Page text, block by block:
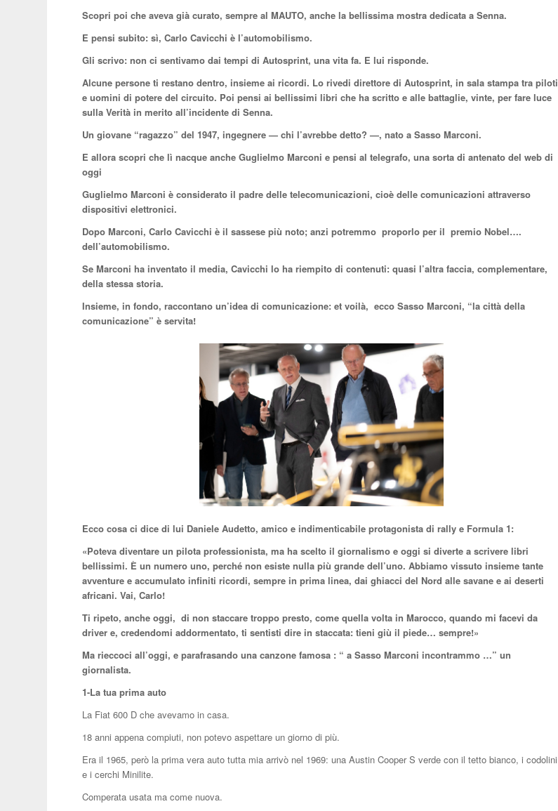
Scopri poi che aveva già curato, sempre al MAUTO, anche la bellissima mostra dedicata a Senna.
E pensi subito: sì, Carlo Cavicchi è l’automobilismo.
Gli scrivo: non ci sentivamo dai tempi di Autosprint, una vita fa. E lui risponde.
Alcune persone ti restano dentro, insieme ai ricordi. Lo rivedi direttore di Autosprint, in sala stampa tra piloti
e uomini di potere del circuito. Poi pensi ai bellissimi libri che ha scritto e alle battaglie, vinte, per fare luce
sulla Verità in merito all’incidente di Senna.
Un giovane “ragazzo” del 1947, ingegnere — chi l’avrebbe detto? —, nato a Sasso Marconi.
E allora scopri che lì nacque anche Guglielmo Marconi e pensi al telegrafo, una sorta di antenato del web di
oggi
Guglielmo Marconi è considerato il padre delle telecomunicazioni, cioè delle comunicazioni attraverso
dispositivi elettronici.
Dopo Marconi, Carlo Cavicchi è il sassese più noto; anzi potremmo proporlo per il premio Nobel….
dell’automobilismo.
Se Marconi ha inventato il media, Cavicchi lo ha riempito di contenuti: quasi l’altra faccia, complementare,
della stessa storia.
Insieme, in fondo, raccontano un’idea di comunicazione: et voilà, ecco Sasso Marconi, “la città della
comunicazione” è servita!
Ecco cosa ci dice di lui Daniele Audetto, amico e indimenticabile protagonista di rally e Formula 1:
«Poteva diventare un pilota professionista, ma ha scelto il giornalismo e oggi si diverte a scrivere libri
bellissimi. È un numero uno, perché non esiste nulla più grande dell’uno.Abbiamo vissuto insieme tante
avventure e accumulato infiniti ricordi, sempre in prima linea, dai ghiacci del Nord alle savane e ai deserti
africani.Vai, Carlo!
Ti ripeto, anche oggi, di non staccare troppo presto, come quella volta in Marocco, quando mi facevi da
driver e, credendomi addormentato, ti sentisti dire in staccata: tieni giù il piede… sempre!»
Ma rieccoci all’oggi, e parafrasando una canzone famosa : “ a Sasso Marconi incontrammo …” un
giornalista.
1-La tua prima auto
La Fiat 600 D che avevamo in casa.
18 anni appena compiuti, non potevo aspettare un giorno di più.
Era il 1965, però la prima vera auto tutta mia arrivò nel 1969: una Austin Cooper S verde con il tetto bianco, i codolini
e i cerchi Minilite.
Comperata usata ma come nuova.